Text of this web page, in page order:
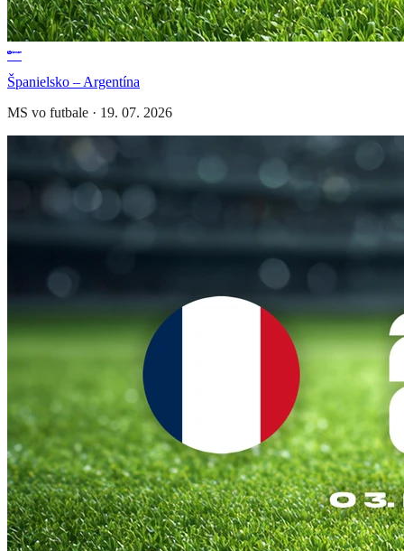
Španielsko – Argentína
MS vo futbale · 19. 07. 2026